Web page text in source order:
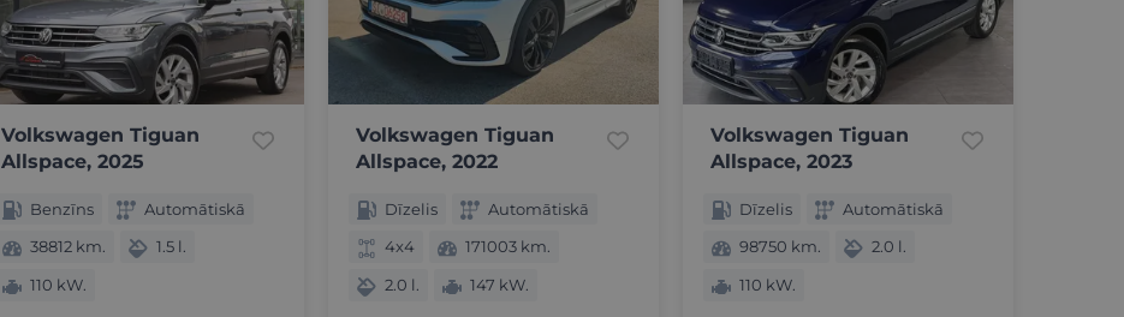
Volkswagen Tiguan
Allspace, 2025
Benzīns
Automātiskā
38812 km.
1.5 l.
110 kW.
Volkswagen Tiguan
Allspace, 2022
Dīzelis
Automātiskā
4x4
171003 km.
2.0 l.
147 kW.
Volkswagen Tiguan
Allspace, 2023
Dīzelis
Automātiskā
98750 km.
2.0 l.
110 kW.